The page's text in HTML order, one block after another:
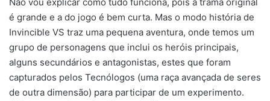
Não vou explicar como tudo funciona, pois a trama original
é grande e a do jogo é bem curta. Mas o modo história de
Invincible VS traz uma pequena aventura, onde temos um
grupo de personagens que inclui os heróis principais,
alguns secundários e antagonistas, estes que foram
capturados pelos Tecnólogos (uma raça avançada de seres
de outra dimensão) para participar de um experimento.